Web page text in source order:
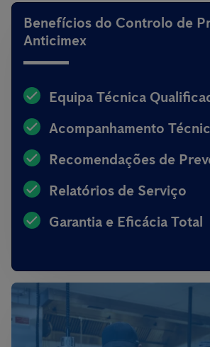
Benefícios do Controlo de
Anticimex
Equipa Técnica
Acompanhamento
Recomendações de
Relatórios de Serviço
Garantia e Eficácia Total